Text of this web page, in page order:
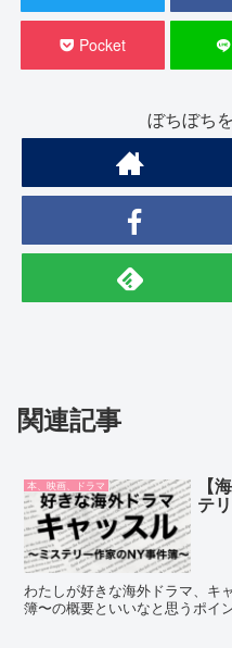
Pocket
ぼちぼち
関連記事
本、映画、ドラマ 【
テ
わたしが好きな海外ドラマ、キ
簿〜の概要といいなと思うポイ